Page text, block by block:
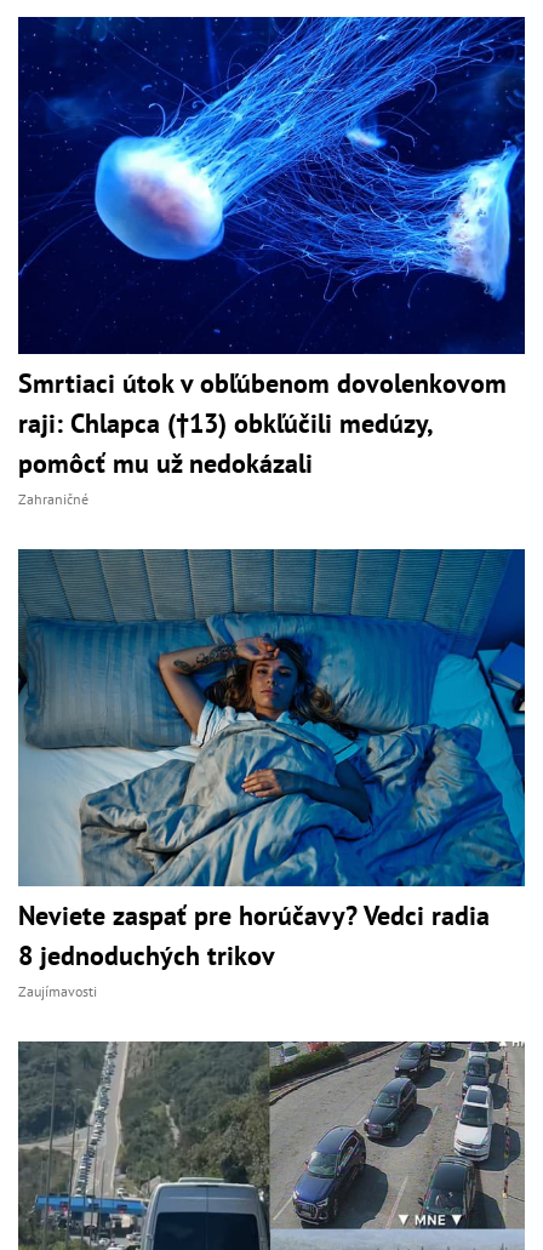
Smrtiaci útok v obľúbenom dovolenkovom
raji: Chlapca (†13) obkľúčili medúzy,
pomôcť mu už nedokázali
Zahraničné
Neviete zaspať pre horúčavy? Vedci radia
8 jednoduchých trikov
Zaujímavosti